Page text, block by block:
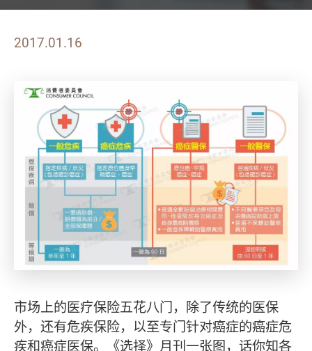
2017.01.16
市场上的医疗保险五花八门，除了传统的医保
外，还有危疾保险，以至专门针对癌症的癌症危
疾和癌症医保。《选择》月刊一张图，话你知各